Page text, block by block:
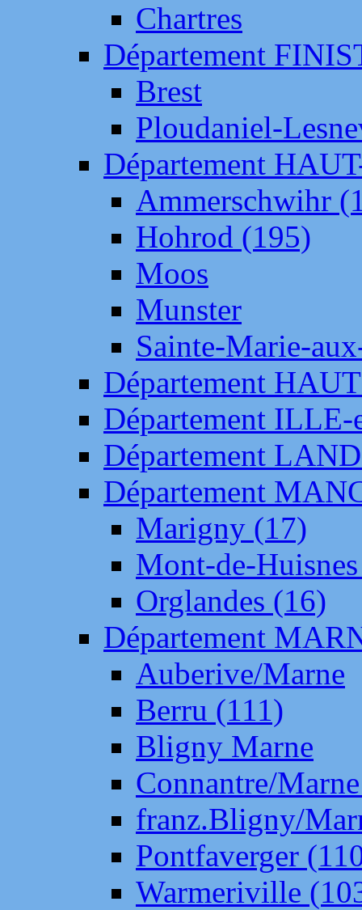
Chartres
Département
Brest
Ploudaniel-
Département
Ammerschwihr
Hohrod (195)
Moos
Munster
Sainte-Marie-
Département
Département
Département
Département
Marigny (17)
Mont-de-
Orglandes (16)
Département
Auberive/Marne
Berru (111)
Bligny Marne
Connantre/
franz.Bligny/
Pontfaverger
Warmeriville